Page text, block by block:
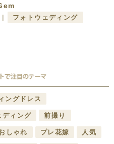
フォトウェディング
ングドレス
ディング 前撮り
しゃれ プレ花嫁 人気